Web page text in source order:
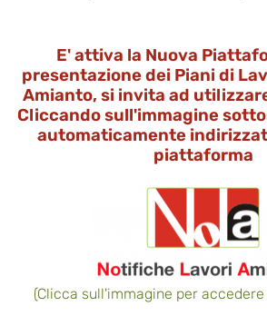
E' attiva la Nuova
presentazione dei Piani di
Amianto, si invita ad
Cliccando sull'immagine
automaticamente
piattaforma
(Clicca sull'immagine per